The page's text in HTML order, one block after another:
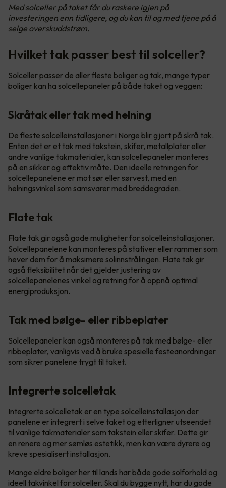
Med solceller på taket får du raskere igjen på
investeringen enn tidligere, og du kan til og med tjene på å
selge overskuddstrøm.
Hvilket tak passer best til solceller?
Solceller passer de aller fleste boliger og tak, mange typer
boliger kan ha solcellepaneler på både taket og veggen:
Skråtak eller tak med helning
De fleste solcelleinstallasjoner i Norge blir gjort på skrå tak.
Enten det er et tak med takstein, skifer, metallplater eller
andre vanlige takmaterialer, kan solcellepaneler monteres
på en sikker og effektiv måte. Den ideelle retningen for
solcellepanelene er mot sør eller sørvest, med en
helningsvinkel som samsvarer med breddegraden.
Flate tak
Flate tak gir også gode muligheter for solcelleinstallasjoner.
Solcellepanelene kan monteres på stativer eller rammer som
hever dem for å maksimere solinnstrålingen. Flate tak gir
også fleksibilitet når det gjelder justering av
solcellepanelenes vinkel og retning for å oppnå optimal
energiproduksjon.
Tak med bølge- eller ribbeplater
Solcellepaneler kan også monteres på tak med bølge- eller
ribbeplater, vanligvis ved å bruke spesielle festeanordninger
som sikrer panelene trygt til taket.
Integrerte solcelletak
Integrerte solcelletak er en type solcelleinstallasjon der
panelene er integrert i selve taket og etterligner utseendet
til vanlige takmaterialer som takstein eller skifer. Dette gir
en renere og mer sømløs estetikk, men kan være dyrere og
kreve spesialisert installasjon.
Mange eldre boliger her til lands har både gode solforhold og
ideell takvinkel for solceller. Skal du bygge nytt, har du gode